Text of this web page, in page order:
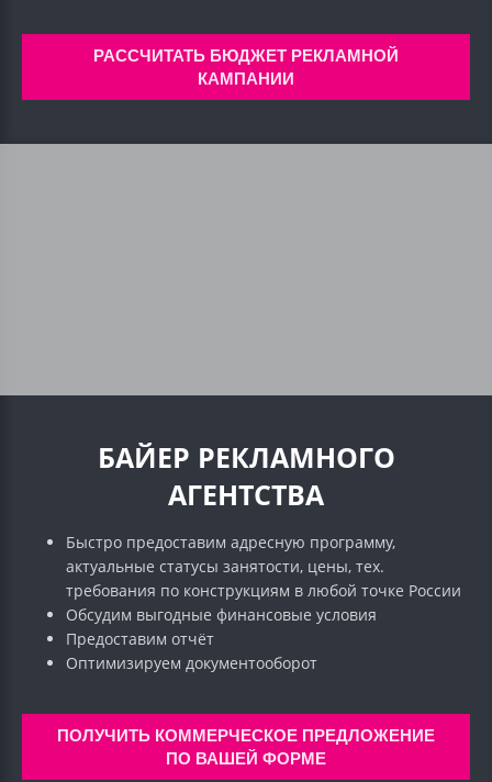
РАССЧИТАТЬ БЮДЖЕТ РЕКЛАМНОЙ
КАМПАНИИ
БАЙЕР РЕКЛАМНОГО
АГЕНТСТВА
Быстро предоставим адресную программу,
актуальные статусы занятости, цены, тех.
требования по конструкциям в любой точке России
Обсудим выгодные финансовые условия
Предоставим отчёт
Оптимизируем документооборот
ПОЛУЧИТЬ КОММЕРЧЕСКОЕ ПРЕДЛОЖЕНИЕ
ПО ВАШЕЙ ФОРМЕ